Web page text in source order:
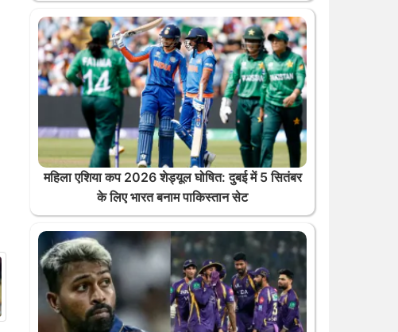
महिला एशिया कप 2026 शेड्यूल घोषित: दुबई में 5 सितंबर
के लिए भारत बनाम पाकिस्तान सेट